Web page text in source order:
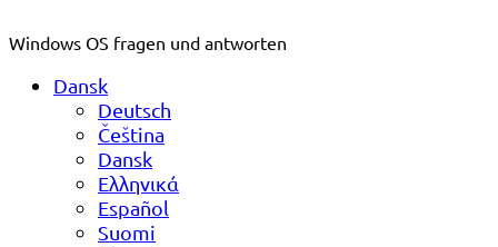
Windows OS fragen und antworten
Dansk
Deutsch
Čeština
Dansk
Ελληνικά
Español
Suomi